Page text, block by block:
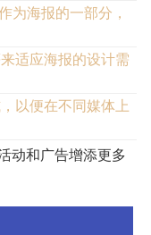
为海报的一部分，
适应海报的设计需
以便在不同媒体上
动和广告增添更多